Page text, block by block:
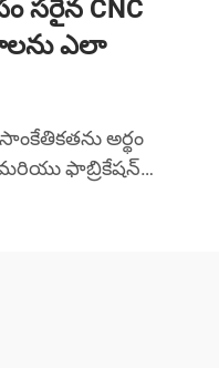
సరైన CNC
ఎలా
అర్థం
ఫాబ్రికేషన్
ఖచ్చితమైన కటింగ్